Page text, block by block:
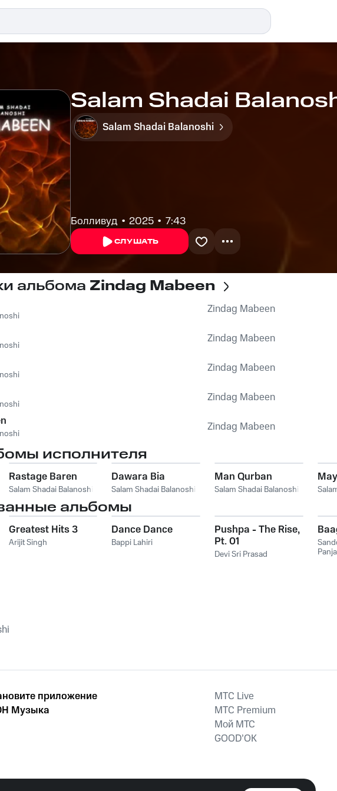
Salam Shadai
Salam Shadai Balanoshi
Болливуд 2025 7:43
СЛУШАТЬ
альбома Zindag Mabeen
Zindag Mabeen
Zindag Mabeen
Zindag Mabeen
Zindag Mabeen
Zindag Mabeen
исполнителя
Rastage Baren
Salam Shadai Balanoshi
Dawara Bia
Salam Shadai Balanoshi
Man Qurban
Salam Shadai Balanoshi
альбомы
Greatest Hits 3
Arijit Singh
Dance Dance
Bappi Lahiri
Pushpa - The Rise,
Pt. 01
Devi Sri Prasad
приложение
Музыка
MTС Live
MTС Premium
Мой МТС
GOOD’OK